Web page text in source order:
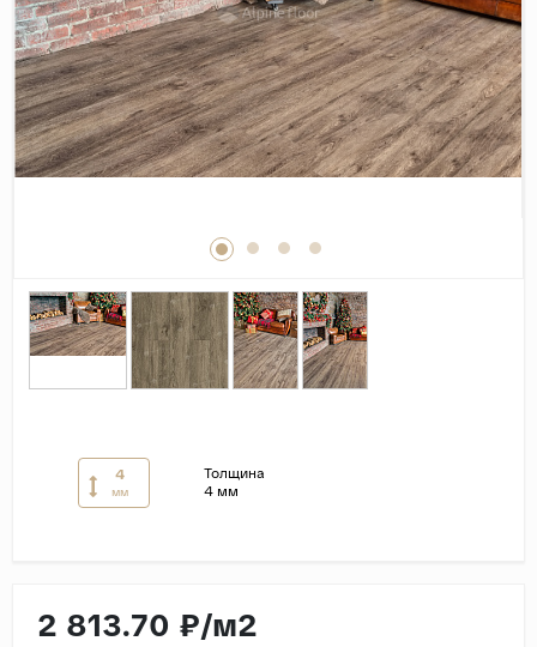
Дерево
Камень
Оникс
Бетон
Декор
4
мм
Толщина
4 мм
2 813.70 ₽/м2